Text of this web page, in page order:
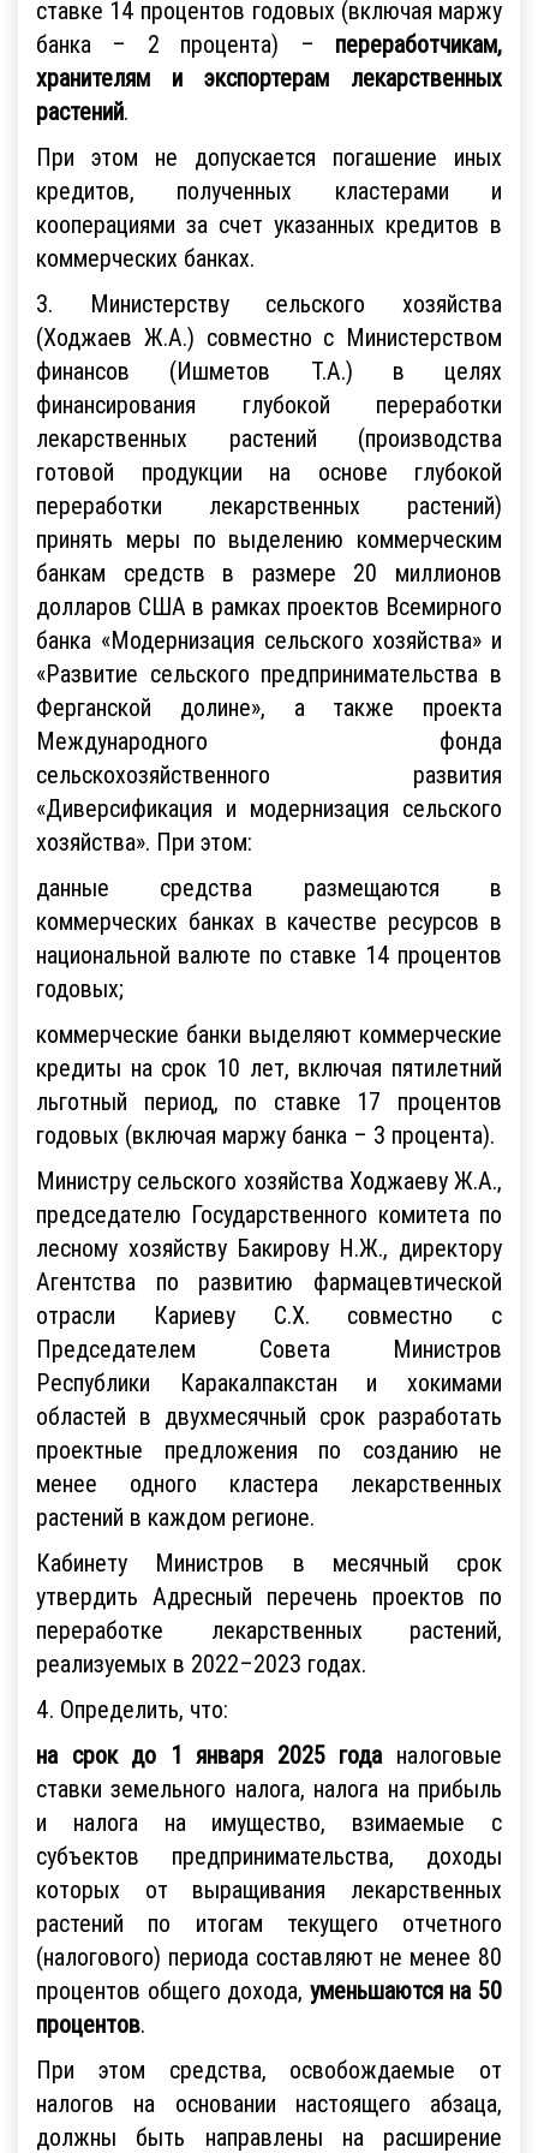
ставке 14 процентов годовых (включая маржу
банка – 2 процента) – переработчикам,
хранителям и экспортерам лекарственных
растений.
При этом не допускается погашение иных
кредитов, полученных кластерами и
кооперациями за счет указанных кредитов в
коммерческих банках.
3. Министерству сельского хозяйства
(Ходжаев Ж.А.) совместно с Министерством
финансов (Ишметов Т.А.) в целях
финансирования глубокой переработки
лекарственных растений (производства
готовой продукции на основе глубокой
переработки лекарственных растений)
принять меры по выделению коммерческим
банкам средств в размере 20 миллионов
долларов США в рамках проектов Всемирного
банка «Модернизация сельского хозяйства» и
«Развитие сельского предпринимательства в
Ферганской долине», а также проекта
Международного фонда
сельскохозяйственного развития
«Диверсификация и модернизация сельского
хозяйства». При этом:
данные средства размещаются в
коммерческих банках в качестве ресурсов в
национальной валюте по ставке 14 процентов
годовых;
коммерческие банки выделяют коммерческие
кредиты на срок 10 лет, включая пятилетний
льготный период, по ставке 17 процентов
годовых (включая маржу банка – 3 процента).
Министру сельского хозяйства Ходжаеву Ж.А.,
председателю Государственного комитета по
лесному хозяйству Бакирову Н.Ж., директору
Агентства по развитию фармацевтической
отрасли Кариеву С.Х. совместно с
Председателем Совета Министров
Республики Каракалпакстан и хокимами
областей в двухмесячный срок разработать
проектные предложения по созданию не
менее одного кластера лекарственных
растений в каждом регионе.
Кабинету Министров в месячный срок
утвердить Адресный перечень проектов по
переработке лекарственных растений,
реализуемых в 2022–2023 годах.
4. Определить, что:
на срок до 1 января 2025 годаналоговые
ставки земельного налога, налога на прибыль
и налога на имущество, взимаемые с
субъектов предпринимательства, доходы
которых от выращивания лекарственных
растений по итогам текущего отчетного
(налогового) периода составляют не менее 80
процентов общего дохода, уменьшаются на 50
процентов.
При этом средства, освобождаемые от
налогов на основании настоящего абзаца,
должны быть направлены на расширение